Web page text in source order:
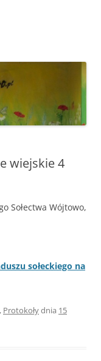
wiejskie 4
Sołectwa Wójtowo,
sołeckiego na
, Protokołydnia 15